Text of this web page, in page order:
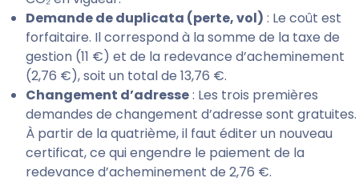
Demande de duplicata (perte, vol) : Le coût est
forfaitaire. Il correspond à la somme de la taxe de
gestion (11 €) et de la redevance d’acheminement
(2,76 €), soit un total de 13,76 €.
Changement d’adresse: Les trois premières
demandes de changement d’adresse sont gratuites.
À partir de la quatrième, il faut éditer un nouveau
certificat, ce qui engendre le paiement de la
redevance d’acheminement de 2,76 €.